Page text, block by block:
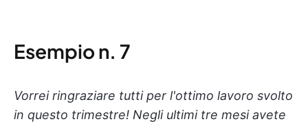
Esempio n. 7
Vorrei ringraziare tutti per l'ottimo lavoro svolto
in questo trimestre! Negli ultimi tre mesi avete